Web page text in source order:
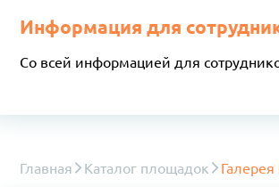
Информация для
Со всей информацией для
Главная Каталог площадок